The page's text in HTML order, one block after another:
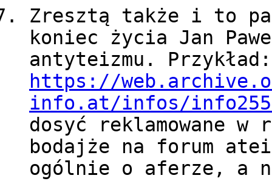
Zresztą także i to
koniec życia Jan
antyteizmu. Przykład:
https://
info.at/infos/
dosyć reklamowane w
bodajże na forum
ogólnie o aferze, a